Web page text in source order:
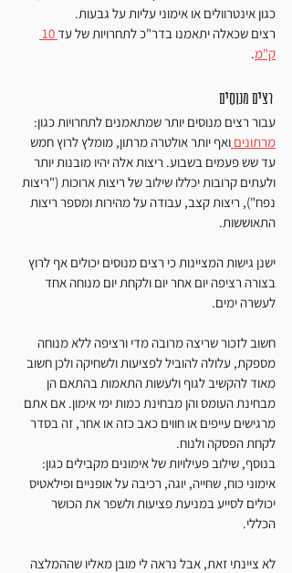
כגון אינטרוולים או אימוני עליות על גבעות.
רצים שכאלה יתאמנו בדר"כ לתחרויות של עד
ק"מ.
עבור רצים מנוסים יותר שמתאמנים לתחרויות כגון:
מרתונים ואף יותר אולטרה מרתון, מומלץ לרוץ חמש
עד שש פעמים בשבוע. ריצות אלה יהיו מובנות יותר
ולעתים קרובות יכללו שילוב של ריצות ארוכות ("ריצות
נפח"), ריצות קצב, עבודה על מהירות ומספר ריצות
התאוששות.
ישנן גישות המציינות כי רצים מנוסים יכולים אף לרוץ
בצורה רציפה יום אחר יום ולקחת יום מנוחה אחד
לעשרה ימים.
חשוב לזכור שריצה מרובה מדי ורציפה ללא מנוחה
מספקת, עלולה להוביל לפציעות ולשחיקה ולכן חשוב
מאוד להקשיב לגוף ולעשות התאמות בהתאם הן
מבחינת העומס והן מבחינת כמות ימי אימון. אם אתם
מרגישים עייפים או חווים כאב כזה או אחר, זה בסדר
לקחת הפסקה ולנוח.
בנוסף, שילוב פעילויות של אימונים מקבילים כגון:
אימוני כוח, שחייה, יוגה, רכיבה על אופניים ופילאטיס
יכולים לסייע במניעת פציעות ולשפר את הכושר
הכללי.
לא ציינתי זאת, אבל נראה לי מובן מאליו שההמלצה